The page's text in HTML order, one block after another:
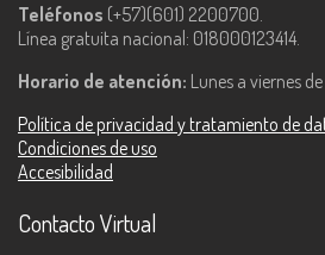
Teléfonos (+57)(601) 2200700.
Línea gratuita nacional: 018000123414.
Horario de atención: Lunes a viernes
Política de privacidad y tratamiento de
Condiciones de uso
Accesibilidad
Contacto Virtual